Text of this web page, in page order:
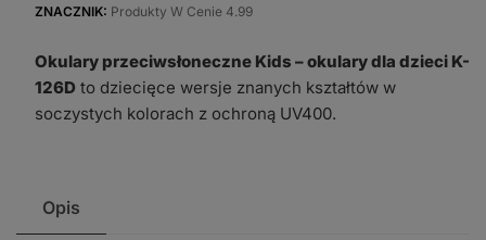
-
dla
dzieci
K-
ZNACZNIK: Produkty W Cenie 4.99
Okulary przeciwsłoneczne Kids – okulary dla dzieci K-
126D to dziecięce wersje znanych kształtów w
soczystych kolorach z ochroną UV400.
Opis